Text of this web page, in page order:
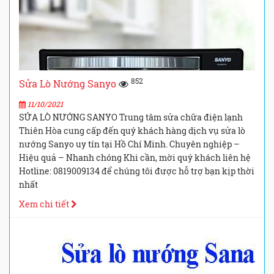
Sửa Lò Nướng Sanyo 852
11/10/2021
SỬA LÒ NƯỚNG SANYO Trung tâm sửa chữa điện lạnh
Thiên Hòa cung cấp đến quý khách hàng dịch vụ sửa lò
nướng Sanyo uy tín tại Hồ Chí Minh. Chuyên nghiệp –
Hiệu quả – Nhanh chóng Khi cần, mời quý khách liên hệ
Hotline: 0819009134 để chúng tôi được hỗ trợ bạn kịp thời
nhất
Xem chi tiết